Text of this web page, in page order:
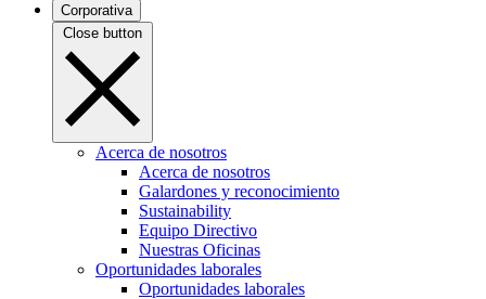
Corporativa
Close button
Acerca de nosotros
Acerca de nosotros
Galardones y reconocimiento
Sustainability
Equipo Directivo
Nuestras Oficinas
Oportunidades laborales
Oportunidades laborales